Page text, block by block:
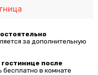
за дополнительную
после
в комнате